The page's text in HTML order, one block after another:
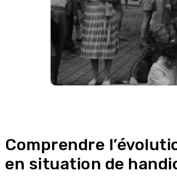
Comprendre
en situation de